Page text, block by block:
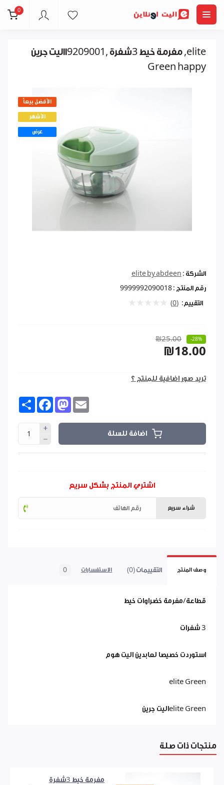
0
مفرمة خيط 3شفرة ,9209001االيت جرين ,elite
Green happy
الأفضل بيعاً
الأشهر
عرض
الشركة : elite by abdeen
رقم المنتج : 9999992090018
التقييم: (0)
₪25.00 -28%
₪18.00
تريد صور اضافية للمنتج ؟
Share FacebookMastodon
اضافة للسلة
اشتري المنتج بشكل سريع
شراء سريع
وصف المنتج التقييمات (0) الاستفسارات 0
قطاعة/مفرمة خضراوات خيط
3 شفرات
استوردت خصيصا لعابدين اليت هوم
elite Green
elite Greenاليت جرين
منتجات ذات صلة
مفرمة خيط 3شفرة